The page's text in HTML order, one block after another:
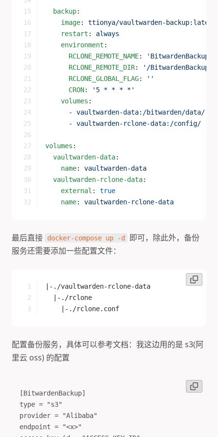
  backup
:
    image
: ttionya/vaultwarden-backup:latest
    restart
: always
    environment
:
      RCLONE_REMOTE_NAME
:
'BitwardenBackup'
      RCLONE_REMOTE_DIR
:
'/BitwardenBackup/'
      RCLONE_GLOBAL_FLAG
:
''
      CRON
:
'5 * * * *'
    volumes
:
      -
vaultwarden-data:/bitwarden/data/
      -
vaultwarden-rclone-data:/config/
volumes :
  vaultwarden-data
:
    name
: vaultwarden-data
  vaultwarden-rclone-data
:
    external
: true
    name
: vaultwarden-rclone-data
最后直接 docker-compose up -d
即可，除此外，备份
服务还需要添加一些配置文件：
|-./vaultwarden-rclone-data
  |-./rclone
    |-./rclone.conf
配置备份服务，具体可以参考文档：我这边用的是 s3(阿
里云 oss) 的配置
[BitwardenBackup]
type = "s3"
provider = "Alibaba"
endpoint = "<x>"